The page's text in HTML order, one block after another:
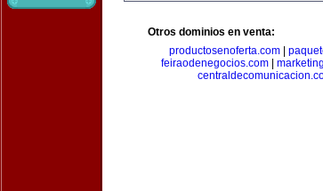
Otros dominios en venta:
productosenoferta.com|
feiraodenegocios.com